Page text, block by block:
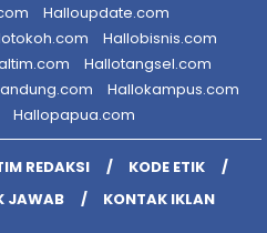
Halloupdate.com
Hallobisnis.com
Hallotangsel.com
Hallokampus.com
Hallopapua.com
REDAKSI
KODE ETIK
JAWAB KONTAK IKLAN